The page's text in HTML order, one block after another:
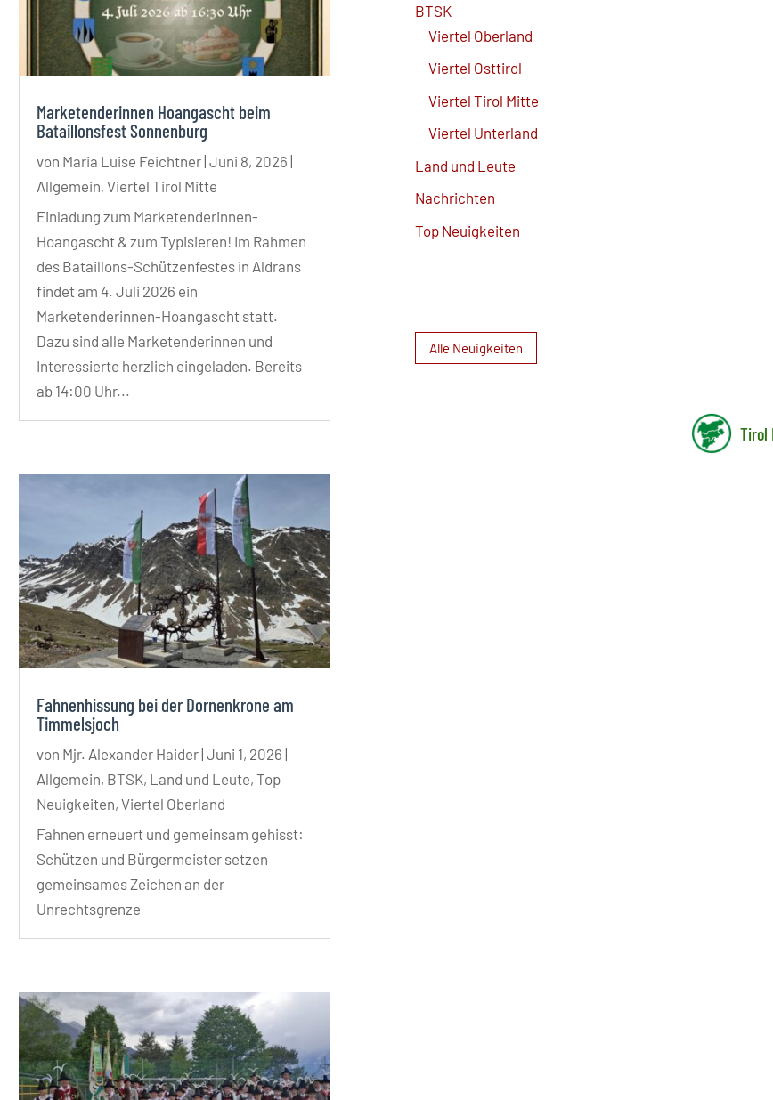
Tirol
Marketenderinnen Hoangascht beim
Bataillonsfest Sonnenburg
von Maria Luise Feichtner| Juni 8, 2026
Allgemein, Viertel Tirol Mitte
Einladung zum Marketenderinnen-
Hoangascht & zum Typisieren! Im Rahmen
des Bataillons-Schützenfestes in Aldrans
findet am 4. Juli 2026 ein
Marketenderinnen-Hoangascht statt.
Dazu sind alle Marketenderinnen und
Interessierte herzlich eingeladen. Bereits
ab 14:00 Uhr...
Fahnenhissung bei der Dornenkrone am
Timmelsjoch
von Mjr. Alexander Haider| Juni 1, 2026
Allgemein, BTSK, Land und Leute, Top
Neuigkeiten, Viertel Oberland
Fahnen erneuert und gemeinsam gehisst:
Schützen und Bürgermeister setzen
gemeinsames Zeichen an der
Unrechtsgrenze
BTSK
Viertel Oberland
Viertel Osttirol
Viertel Tirol Mitte
Viertel Unterland
Land und Leute
Nachrichten
Top Neuigkeiten
Alle Neuigkeiten